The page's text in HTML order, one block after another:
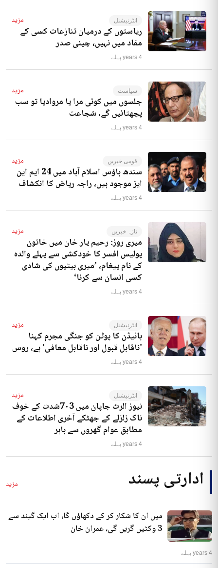
انٹرنیشنل مزید
ریاستوں کے درمیان تنازعات کسی کے
مفاد میں نہیں، چینی صدر
4 years پہلے
سیاست مزید
جلسوں میں کوئی مرا یا مروادیا تو سب
پچھتائیں گے، شجاعت
4 years پہلے
قومی خبریں مزید
سندھ ہاؤس اسلام آباد میں 24 ایم این
ایز موجود ہیں، راجہ ریاض کا انکشاف
4 years پہلے
تازہ خبریں مزید
میری روز: رحیم یار خان میں خاتون
پولیس افسر کا خودکشی سے پہلے والدہ
کے نام پیغام، ’میری بیٹیوں کی شادی
کسی انسان سے کرنا‘
4 years پہلے
انٹرنیشنل مزید
بائیڈن کا پوٹن کو جنگی مجرم کہنا
'ناقابل قبول اور ناقابل معافی' ہے، روس
4 years پہلے
انٹرنیشنل مزید
نیوز الرٹ جاپان میں 7۰3شدت کے خوف
ناک زلزلے کے جھٹکے آخری اطلاعات کے
مطابق عوام گھروں سے باہر
4 years پہلے
ادارتی پسند مزید
میں ان کا شکار کر کے دکھاؤں گا، اب ایک گیند سے
3 وکٹیں گریں گی، عمران خان
4 years پہلے